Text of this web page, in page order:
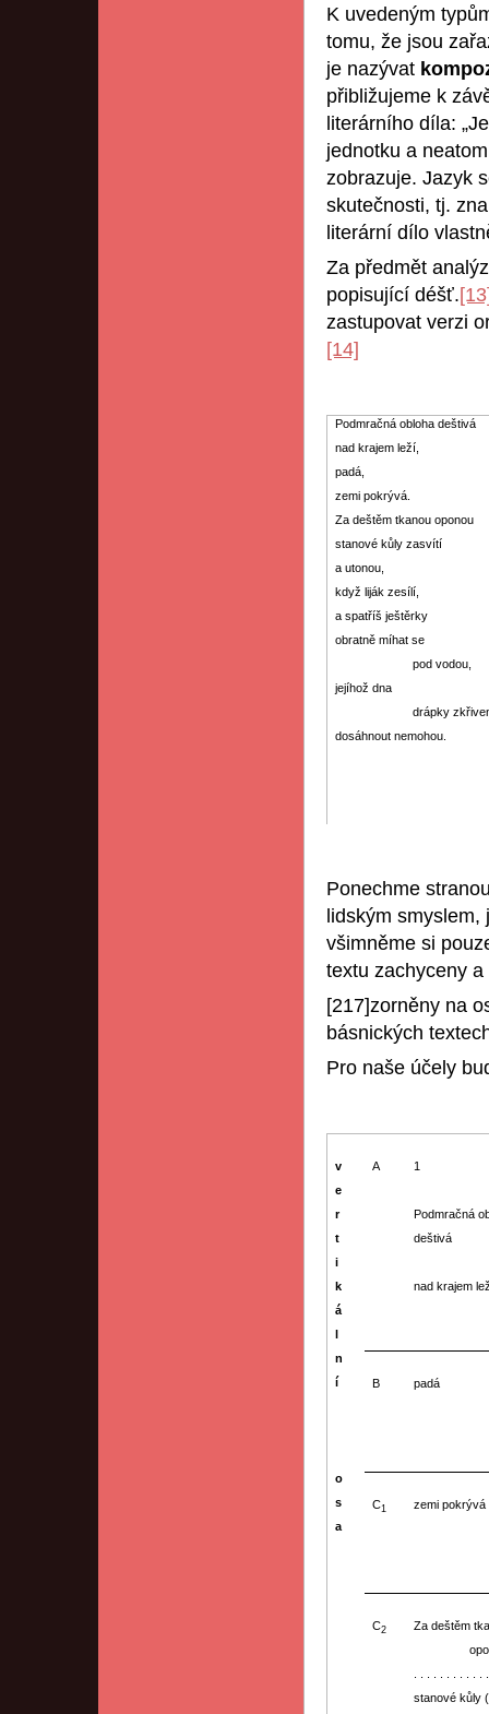
K uvedeným
tomu, že jsou
je nazývat
přibližujeme k
literárního díla:
jednotku a
zobrazuje. Jazyk
skutečnosti, tj.
literární dílo
Za předmět
popisující déšť.
zastupovat verzi
[14]
Podmračná obloha deštivá
nad krajem leží,
padá,
zemi pokrývá.
Za deštěm tkanou oponou
stanové kůly zasvítí
a utonou,
když liják zesílí,
a spatříš ještěrky
obratně míhat se
pod vodou,
jejíhož dna
drápky
dosáhnout nemohou.
Ponechme
lidským
všimněme si
textu zachyceny
[217]zorněny na
básnických
Pro naše účely
v
e
r
t
i
k
á
l
n
í
o
s
a
A 1
Podmračná
deštivá
nad krajem
B padá
C1 zemi pokrývá
C2
Za deštěm
stanové kůly